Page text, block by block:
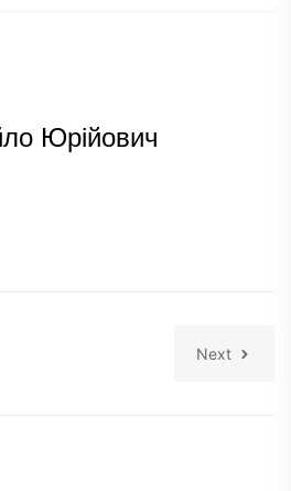
Юрійович
Next